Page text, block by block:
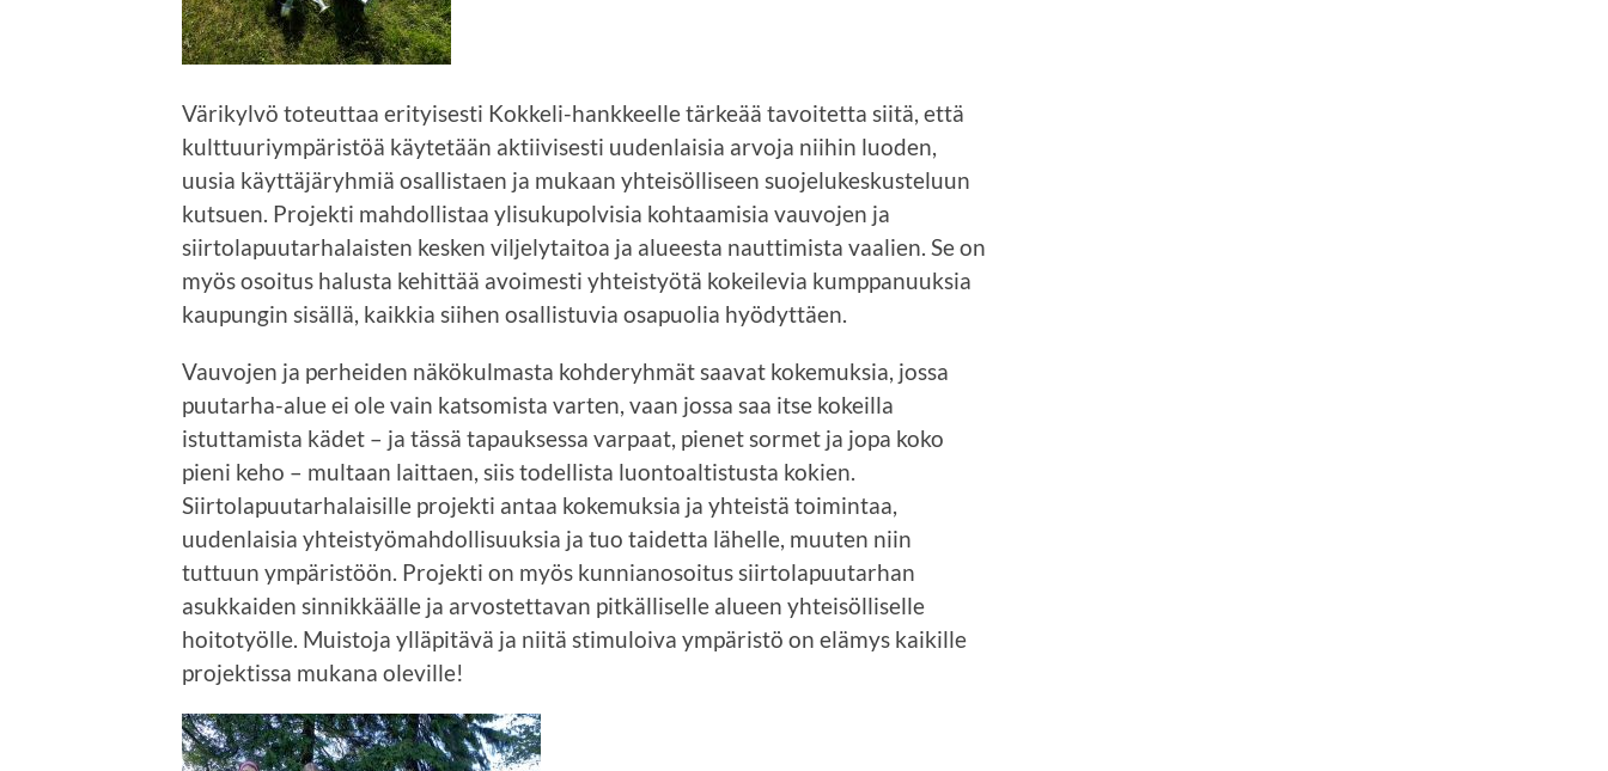
Värikylvö toteuttaa erityisesti Kokkeli-hankkeelle tärkeää tavoitetta siitä, että
kulttuuriympäristöä käytetään aktiivisesti uudenlaisia arvoja niihin luoden,
uusia käyttäjäryhmiä osallistaen ja mukaan yhteisölliseen suojelukeskusteluun
kutsuen. Projekti mahdollistaa ylisukupolvisia kohtaamisia vauvojen ja
siirtolapuutarhalaisten kesken viljelytaitoa ja alueesta nauttimista vaalien. Se on
myös osoitus halusta kehittää avoimesti yhteistyötä kokeilevia kumppanuuksia
kaupungin sisällä, kaikkia siihen osallistuvia osapuolia hyödyttäen.
Vauvojen ja perheiden näkökulmasta kohderyhmät saavat kokemuksia, jossa
puutarha-alue ei ole vain katsomista varten, vaan jossa saa itse kokeilla
istuttamista kädet – ja tässä tapauksessa varpaat, pienet sormet ja jopa koko
pieni keho – multaan laittaen, siis todellista luontoaltistusta kokien.
Siirtolapuutarhalaisille projekti antaa kokemuksia ja yhteistä toimintaa,
uudenlaisia yhteistyömahdollisuuksia ja tuo taidetta lähelle, muuten niin
tuttuun ympäristöön. Projekti on myös kunnianosoitus siirtolapuutarhan
asukkaiden sinnikkäälle ja arvostettavan pitkälliselle alueen yhteisölliselle
hoitotyölle. Muistoja ylläpitävä ja niitä stimuloiva ympäristö on elämys kaikille
projektissa mukana oleville!